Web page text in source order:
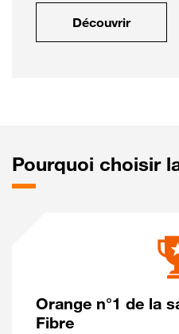
Découvrir
Pourquoi choisir
Orange n°1 de la
Fibre